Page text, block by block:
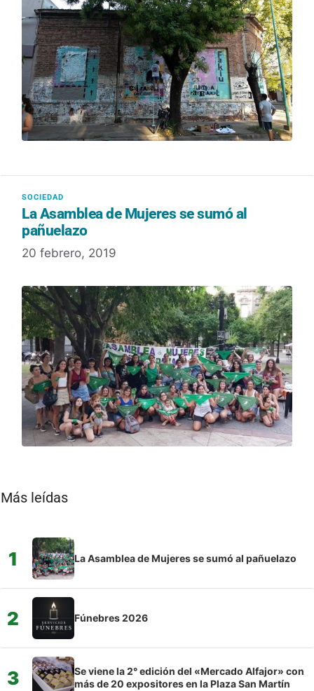
La Asamblea de Mujeres se sumó al
pañuelazo
20 febrero, 2019
Más leídas
1 La Asamblea de Mujeres se sumó al pañuelazo
2 Fúnebres 2026
3
Se viene la 2° edición del «Mercado Alfajor» con
más de 20 expositores en la Plaza San Martín